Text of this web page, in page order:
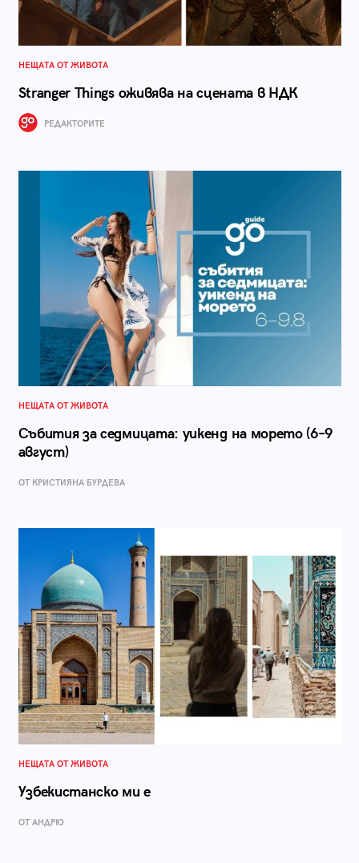
НЕЩАТА ОТ ЖИВОТА
Stranger Things оживява на сцената в НДК
РЕДАКТОРИТЕ
НЕЩАТА ОТ ЖИВОТА
Събития за седмицата: уикенд на морето (6–9
август)
ОТ КРИСТИЯНА БУРДЕВА
НЕЩАТА ОТ ЖИВОТА
Узбекистанско ми е
ОТ АНДРЮ